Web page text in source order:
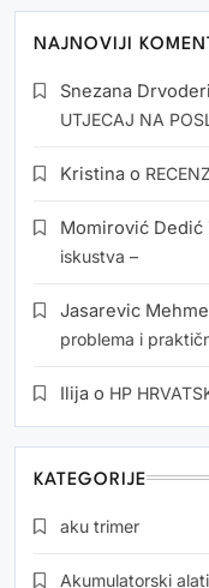
NAJNOVIJI
Snezana
UTJECAJ NA
Kristina o
Momirović Dedić
iskustva –
Jasarevic
problema i
Ilija o HP
KATEGORIJE
aku trimer
Akumulatorski